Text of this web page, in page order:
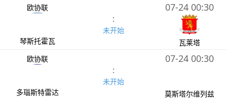
欧协联
琴斯托霍瓦
:
未开始
07-24 00:30
瓦莱塔
欧协联
多瑙斯特雷达
:
未开始
07-24 00:30
莫斯塔尔维列兹